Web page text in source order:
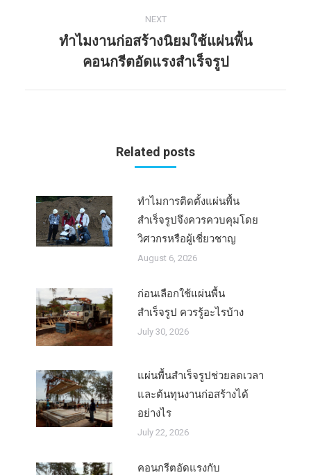
NEXT
post:
ทำไมงานก่อสร้างนิยมใช้แผ่นพื้น
คอนกรีตอัดแรงสำเร็จรูป
Related posts
ทำไมการติดตั้งแผ่นพื้น
สำเร็จรูปจึงควรควบคุมโดย
วิศวกรหรือผู้เชี่ยวชาญ
August 6, 2026
ก่อนเลือกใช้แผ่นพื้น
สำเร็จรูป ควรรู้อะไรบ้าง
July 30, 2026
แผ่นพื้นสำเร็จรูปช่วยลดเวลา
และต้นทุนงานก่อสร้างได้
อย่างไร
July 22, 2026
คอนกรีตอัดแรงกับ